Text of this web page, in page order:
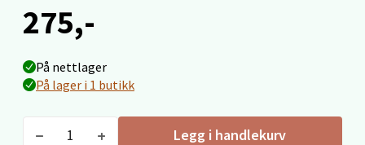
275,-
På nettlager
På lager i 1 butikk
Legg i handlekurv
Åpent i dag 10-20
0 i butikk